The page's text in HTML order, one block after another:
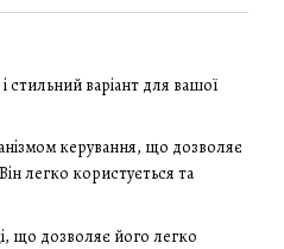
стильний варіант для вашої
керування, що дозволяє
легко користується та
що дозволяє його легко